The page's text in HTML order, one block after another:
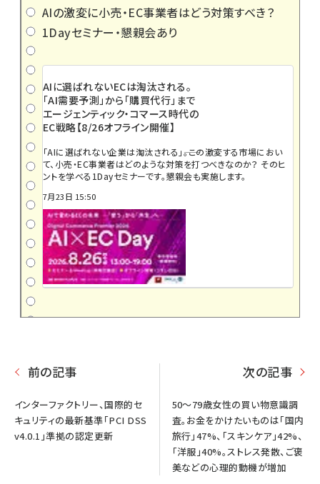
AIの激変に小売・EC事業者はどう対策すべき？
1Dayセミナー・懇親会あり
AIに選ばれないECは淘汰される。
「AI需要予測」から「購買代行」まで
エージェンティック・コマース時代の
EC戦略【8/26オフライン開催】
「AIに選ばれない企業は淘汰される」――。この激変する市場におい
て、小売・EC事業者はどのような対策を打つべきなのか？ そのヒ
ントを学べる1Dayセミナーです。懇親会も実施します。
7月23日 15:50
前の記事
インターファクトリー、国際的セ
キュリティの最新基準「PCI DSS
v4.0.1」準拠の認定更新
次の記事
50～79歳女性の買い物意識調
査。お金をかけたいものは「国内
旅行」47%、「スキンケア」42%、
「洋服」40%。ストレス発散、ご褒
美などの心理的動機が増加